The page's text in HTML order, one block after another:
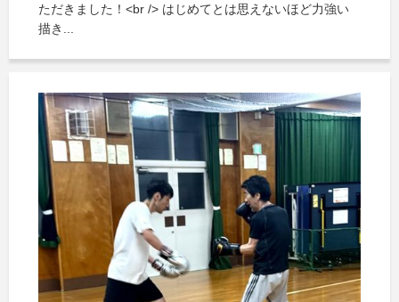
ただきました！<br /> はじめてとは思えないほど力強い
描き...